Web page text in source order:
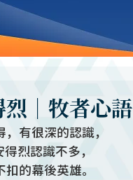
｜牧者心語
有很深的認識，
烈認識不多，
的幕後英雄。